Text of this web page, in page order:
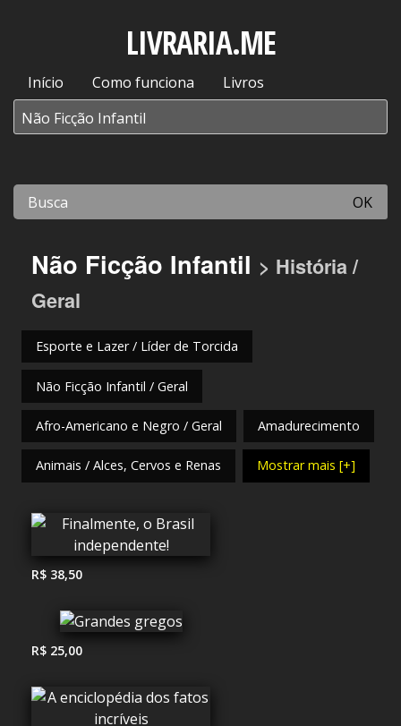
LIVRARIA.ME
Início Como funciona Livros
OK
Não Ficção Infantil > História /
Geral
Esporte e Lazer / Líder de Torcida
Não Ficção Infantil / Geral
Afro-Americano e Negro / Geral Amadurecimento
Animais / Alces, Cervos e Renas Mostrar mais [+]
R$ 38,50
R$ 25,00